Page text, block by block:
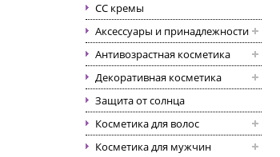
CC кремы
Аксессуары и принадлежности
Антивозрастная косметика
Декоративная косметика
Защита от солнца
Косметика для волос
Косметика для мужчин